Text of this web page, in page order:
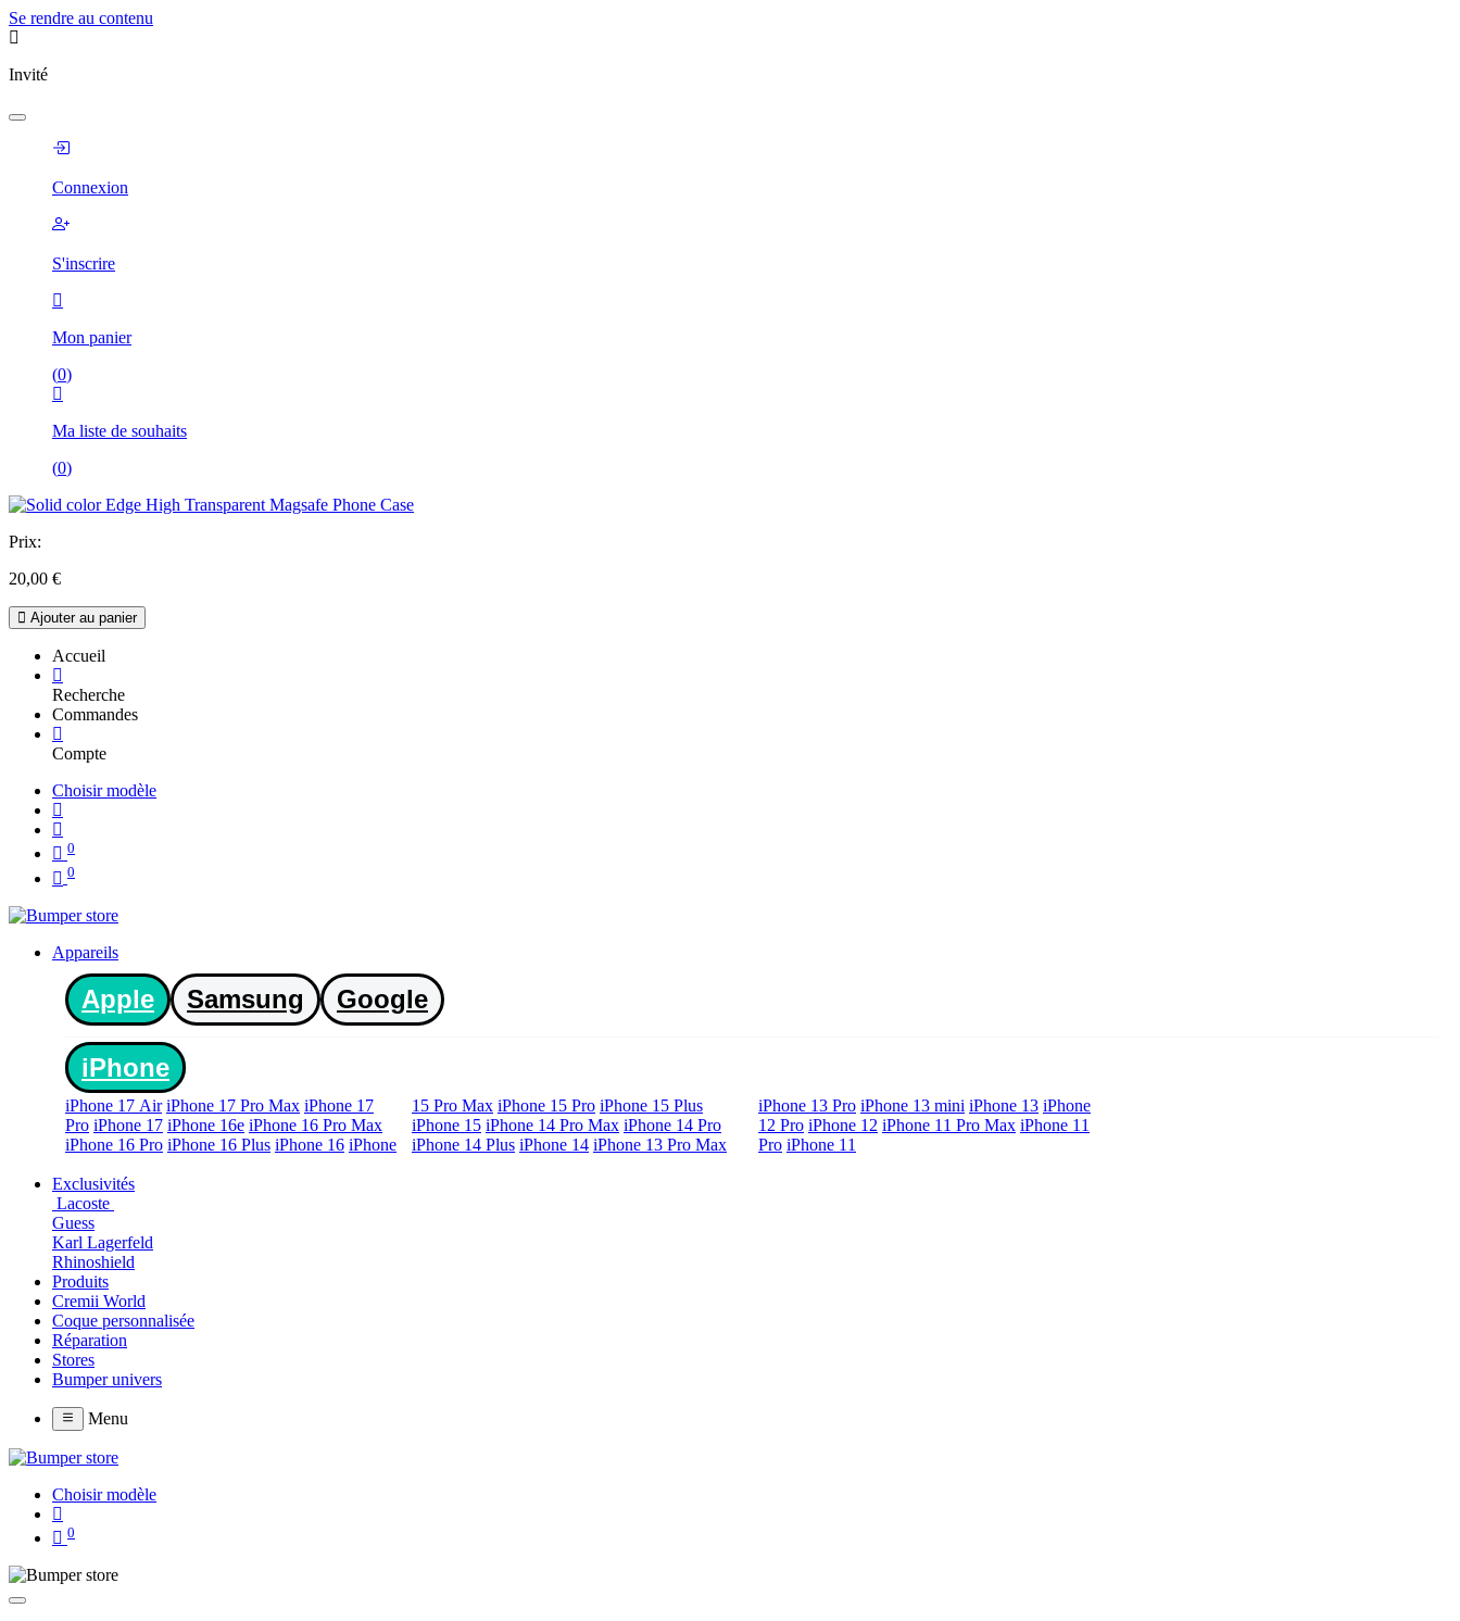
Se rendre au contenu
Invité
Connexion
S'inscrire
Mon panier
(0)
Ma liste de souhaits
(0)
Prix:
20,00 €
Ajouter au panier
Accueil
Recherche
Commandes
Compte
Choisir modèle
0
0
Appareils
Apple Samsung Google
iPhone
iPhone 17 Air iPhone 17 Pro Max iPhone 17
Pro iPhone 17 iPhone 16e iPhone 16 Pro Max
iPhone 16 Pro iPhone 16 Plus iPhone 16 iPhone
15 Pro Max iPhone 15 Pro iPhone 15 Plus
iPhone 15 iPhone 14 Pro Max iPhone 14 Pro
iPhone 14 Plus iPhone 14 iPhone 13 Pro Max
iPhone 13 Pro iPhone 13 mini iPhone 13 iPhone
12 Pro iPhone 12 iPhone 11 Pro Max iPhone 11
Pro iPhone 11
Exclusivités
Lacoste
Guess
Karl Lagerfeld
Rhinoshield
Produits
Cremii World
Coque personnalisée
Réparation
Stores
Bumper univers
Menu
Choisir modèle
0